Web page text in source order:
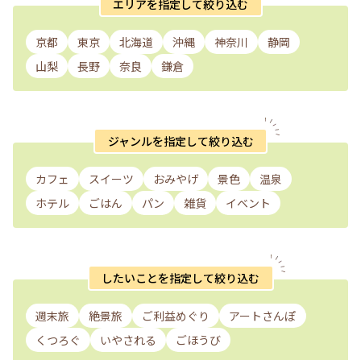
エリアを指定して絞り込む
京都 東京 北海道 沖縄 神奈川
静岡
山梨
長野 奈良 鎌倉
ジャンルを指定して絞り込む
カフェ スイーツ おみやげ 景色
温泉
ホテル
ごはん パン 雑貨 イベント
したいことを指定して絞り込む
週末旅 絶景旅 ご利益めぐり
アートさんぽ
くつろぐ
いやされる ごほうび